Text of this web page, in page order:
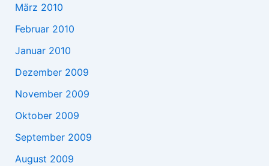
März 2010
Februar 2010
Januar 2010
Dezember 2009
November 2009
Oktober 2009
September 2009
August 2009